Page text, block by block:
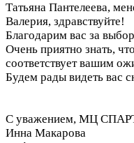
Татьяна Пантелеева,
Валерия, здравствуйте!
Благодарим вас за
Очень приятно знать,
соответствует вашим
Будем рады видеть вас
С уважением, МЦ
Инна Макарова